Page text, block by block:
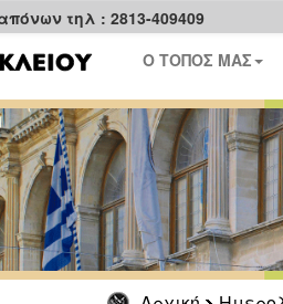
τηλ : 2813-409409
Ο ΤΟΠΟΣ ΜΑΣ